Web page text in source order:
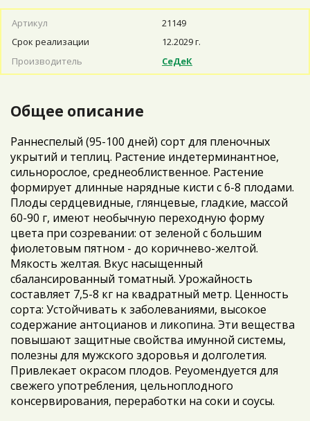
Артикул
21149
Срок реализации
12.2029 г.
Производитель
СеДеК
Общее описание
Раннеспелый (95-100 дней) сорт для пленочных
укрытий и теплиц. Растение индетерминантное,
сильнорослое, среднеоблиственное. Растение
формирует длинные нарядные кисти с 6-8 плодами.
Плоды сердцевидные, глянцевые, гладкие, массой
60-90 г, имеют необычную переходную форму
цвета при созревании: от зеленой с большим
фиолетовым пятном - до коричнево-желтой.
Мякость желтая. Вкус насыщенный
сбалансированный томатный. Урожайность
составляет 7,5-8 кг на квадратный метр. Ценность
сорта: Устойчивать к заболеваниями, высокое
содержание антоцианов и ликопина. Эти вещества
повышают защитные свойства имунной системы,
полезны для мужского здоровья и долголетия.
Привлекает окрасом плодов. Реуомендуется для
свежего употребления, цельноплодного
консервирования, переработки на соки и соусы.